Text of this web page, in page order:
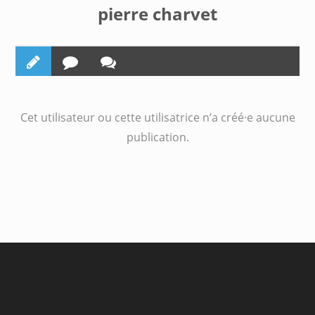
pierre charvet
Cet utilisateur ou cette utilisatrice n’a créé·e aucune
publication.